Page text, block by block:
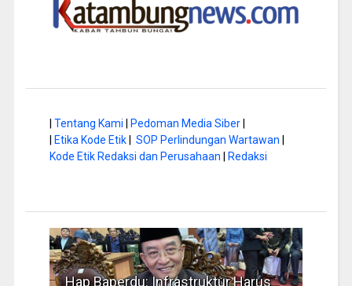
Tentang Kami Pedoman Media Siber|
Etika Kode Etik| SOP Perlindungan Wartawan
Kode Etik Redaksi dan Perusahaan
Redaksi
Musim Kemarau, DPRD Dorong